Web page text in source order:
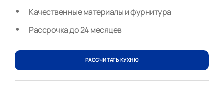
Качественные материалы и фурнитура
Рассрочка до 24 месяцев
РАССЧИТАТЬ КУХНЮ